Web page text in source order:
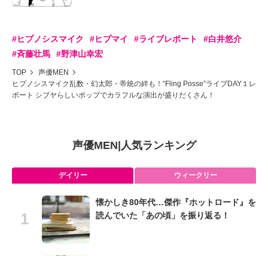
#ヒプノシスマイク #ヒプマイ #ライブレポート
#白井悠介
#斉藤壮馬
#野津山幸宏
TOP
声優MEN
ヒプノシスマイク乱数・幻太郎・帝統の絆も！“Fling Posse”ライブDAY１レ
ポート シブヤらしいポップでカラフルな演出が盛りだくさん！
声優MEN| 人気ランキング
デイリー ウィークリー
懐かしき80年代…傑作『ホットロード』を
読んでいた「あの頃」を振り返る！